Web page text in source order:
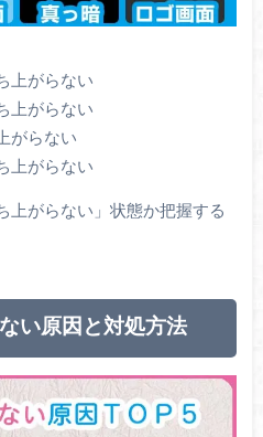
上がらない
上がらない
がらない
上がらない
上がらない」状態か把握する
い原因と対処方法